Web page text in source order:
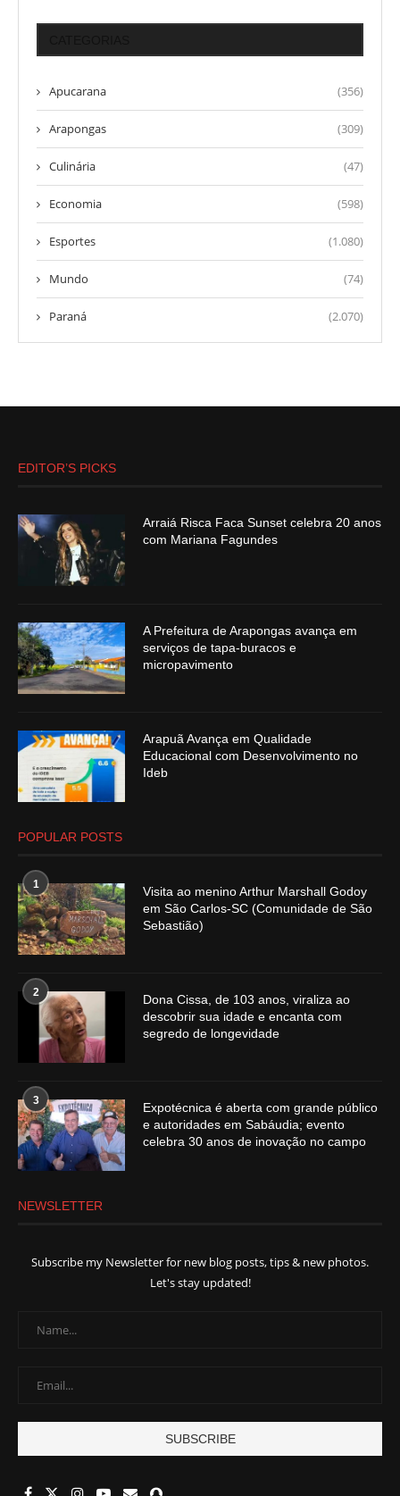
Apucarana (356)
Arapongas (309)
Culinária (47)
Economia (598)
Esportes (1.080)
Mundo (74)
Paraná (2.070)
EDITOR’S PICKS
Arraiá Risca Faca Sunset celebra 20 anos
com Mariana Fagundes
A Prefeitura de Arapongas avança em
serviços de tapa-buracos e
micropavimento
Arapuã Avança em Qualidade
Educacional com Desenvolvimento no
Ideb
POPULAR POSTS
1
Visita ao menino Arthur Marshall Godoy
em São Carlos-SC (Comunidade de São
Sebastião)
2
Dona Cissa, de 103 anos, viraliza ao
descobrir sua idade e encanta com
segredo de longevidade
3
Expotécnica é aberta com grande público
e autoridades em Sabáudia; evento
celebra 30 anos de inovação no campo
NEWSLETTER
Subscribe my Newsletter for new blog posts, tips & new photos.
Let's stay updated!